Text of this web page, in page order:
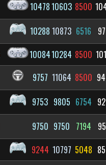
1047810603 8500
10288 10873 6516
1008410284 8500
9757 11064 8500
9753 9805 6754
9750 9750 7194
9244 10797 5048